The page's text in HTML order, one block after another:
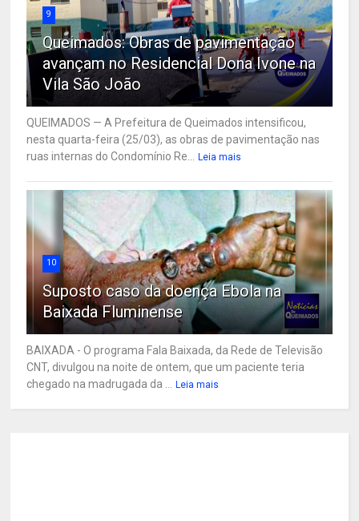
9
Queimados: Obras de pavimentação
avançam no Residencial Dona Ivone na
Vila São João
QUEIMADOS — A Prefeitura de Queimados intensificou,
nesta quarta-feira (25/03), as obras de pavimentação nas
ruas internas do Condomínio Re...
Leia mais
10
Suposto caso da doença Ebola na
Baixada Fluminense
BAIXADA - O programa Fala Baixada, da Rede de Televisão
CNT, divulgou na noite de ontem, que um paciente teria
chegado na madrugada da ...
Leia mais